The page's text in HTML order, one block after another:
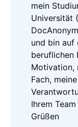
mein
Universität
und bin auf
beruflichen
Motivation,
Fach,
Ihrem
Grüßen